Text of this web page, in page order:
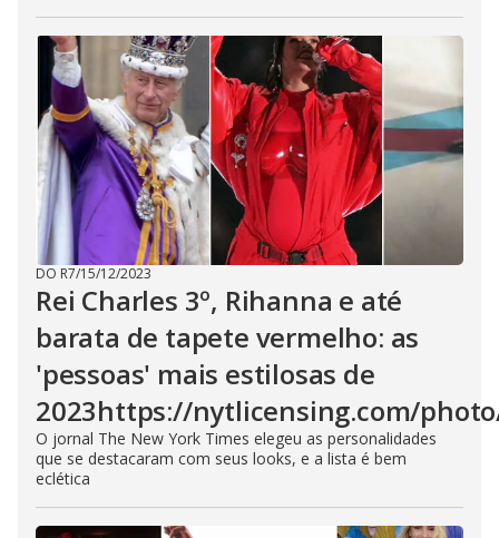
DO R7/15/12/2023
Rei Charles 3º, Rihanna e até
barata de tapete vermelho: as
'pessoas' mais estilosas de
2023https://nytlicensing.com/
O jornal The New York Times elegeu as personalidades
que se destacaram com seus looks, e a lista é bem
eclética